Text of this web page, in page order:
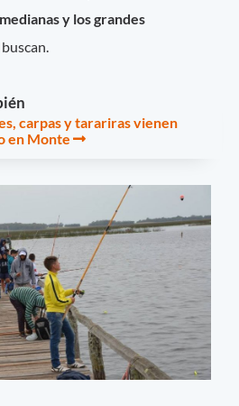
y los grandes
carpas y tarariras vienen
en Monte